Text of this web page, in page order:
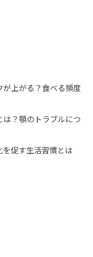
上がる？食べる頻度
？顎のトラブルにつ
促す生活習慣とは